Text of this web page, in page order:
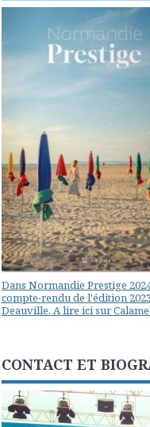
Dans Normandie Prestige
compte-rendu de l'édition
Deauville. A lire ici sur
CONTACT ET